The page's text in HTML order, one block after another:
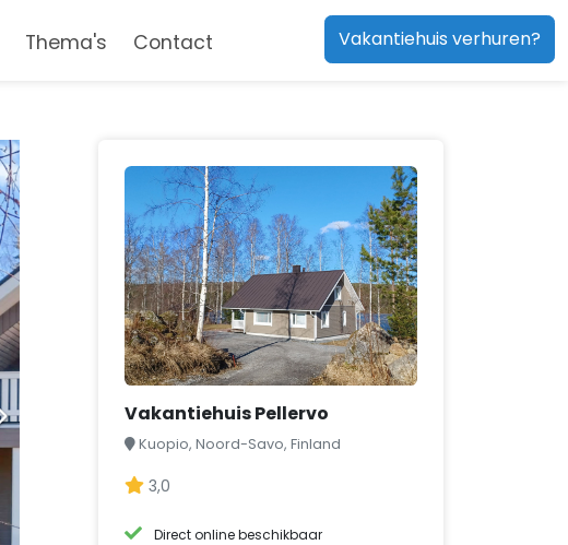
Thema's Contact Vakantiehuis verhuren?
Vakantiehuis Pellervo
Kuopio, Noord-Savo, Finland
3,0
Direct online beschikbaar